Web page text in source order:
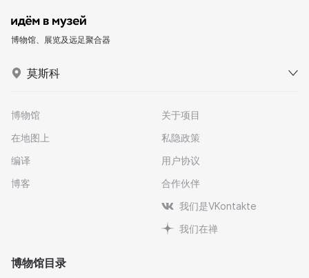
博物馆、展览及远足聚合器
莫斯科
博物馆
在地图上
编译
博客
关于项目
私隐政策
用户协议
合作伙伴
我们是VKontakte
我们在禅
博物馆目录